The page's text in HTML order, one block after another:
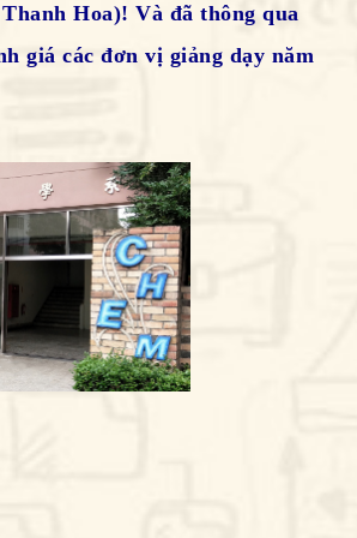
Hoa)! Và đã thông qua
giá các đơn vị giảng dạy năm